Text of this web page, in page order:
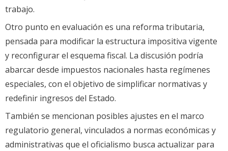
trabajo.
Otro punto en evaluación es una reforma tributaria,
pensada para modificar la estructura impositiva vigente
y reconfigurar el esquema fiscal. La discusión podría
abarcar desde impuestos nacionales hasta regímenes
especiales, con el objetivo de simplificar normativas y
redefinir ingresos del Estado.
También se mencionan posibles ajustes en el marco
regulatorio general, vinculados a normas económicas y
administrativas que el oficialismo busca actualizar para